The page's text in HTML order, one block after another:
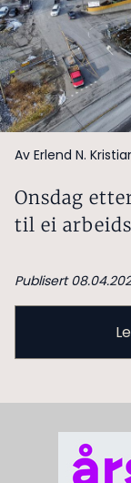
Av Erlend N.
Onsdag
til ei
Publisert